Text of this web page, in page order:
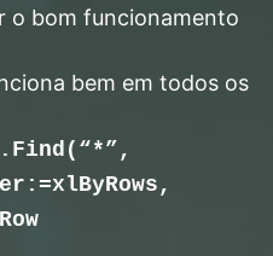
o bom funcionamento
bem em todos os